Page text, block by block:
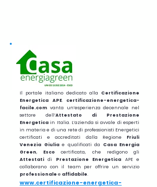
Il portale italiano dedicato alla Certificazione
Energetica APE. certificazione-energetica-
facile.com vanta un’esperienza decennale nel
settore dell’Attestato di Prestazione
Energetica in Italia. L’azienda si avvale di esperti
in materia e di una rete di professionisti Energetici
certificati e accreditati dalla Regione Friuli
Venezia Giuliae qualificati da
Casa Energia
Green, Escocertificata, che redigono gli
Attestatidi Prestazione Energetica APE e
collaborano con il team per offrire un servizio
professionale e affidabile.
www.certificazione-energetica-